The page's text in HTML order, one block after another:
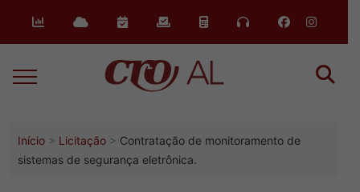
conteúdo
Início Licitação
Contratação de monitoramento de
sistemas de segurança eletrônica.